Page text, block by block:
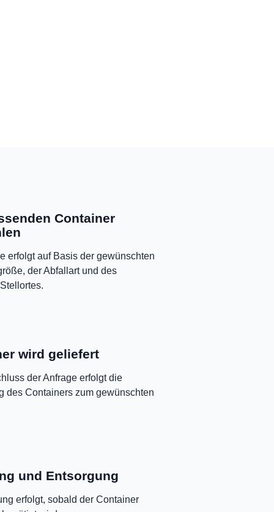
Container
erfolgt auf Basis der gewünschten
der Abfallart und des
wird geliefert
der Anfrage erfolgt die
des Containers zum gewünschten
und Entsorgung
erfolgt, sobald der Container